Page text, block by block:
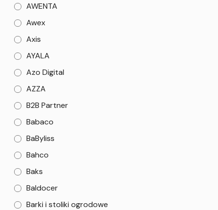
AWENTA
Awex
Axis
AYALA
Azo Digital
AZZA
B2B Partner
Babaco
BaByliss
Bahco
Baks
Baldocer
Barki i stoliki ogrodowe